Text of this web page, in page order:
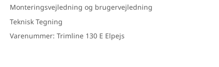
Monteringsvejledning og brugervejledning
Teknisk Tegning
Varenummer: Trimline 130 E Elpejs